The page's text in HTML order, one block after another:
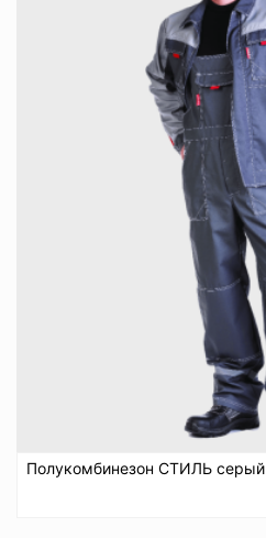
Полукомбинезон СТИЛЬ серый